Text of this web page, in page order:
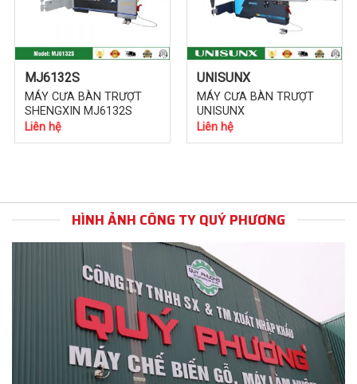
sắc sảo tinh tế hơn phương pháp thủ công. Theo đó, nhờ
yếu tố thẩm mỹ.
Sử dụng máy cưa bàn trượt mặt cưa sẽ rất láng mịn, mặt
đường cắt ván phẳng và không bị mẻ ván. Không chỉ góp
phần tạo giá trị thẩm mỹ mà còn góp phần tạo nên các sản
phẩm chất lượng.
Tiết kiệm chi phí sản xuất
MJ6132S
MÁY CƯA BÀN TRƯỢT
SHENGXIN MJ6132S
Liên hệ
UNISUNX
MÁY CƯA BÀN TRƯỢT
UNISUNX
Liên hệ
HÌNH ẢNH CÔNG TY QUÝ PHƯƠNG